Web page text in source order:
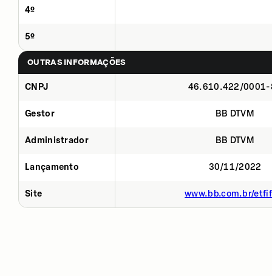
4º
5º
OUTRAS INFORMAÇÕES
CNPJ 46.610.422/0001-
Gestor BB DTVM
Administrador BB DTVM
Lançamento 30/11/2022
Site www.bb.com.br/